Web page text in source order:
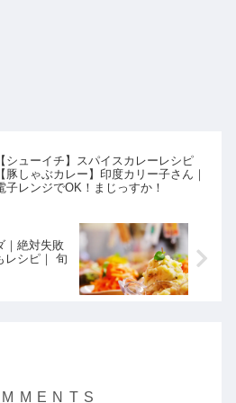
【シューイチ】スパイスカレーレシピ
【豚しゃぶカレー】印度カリー子さん｜
子レンジでOK！まじっすか！
｜絶対失敗
レシピ｜ 旬